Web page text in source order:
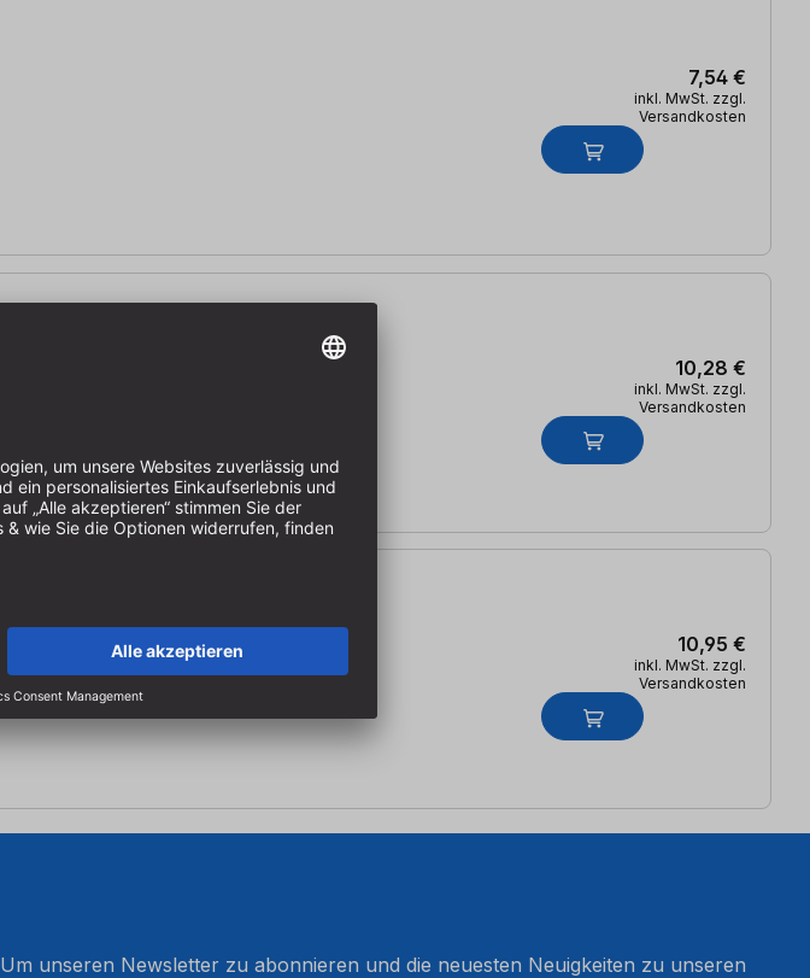
7,54 €
inkl. MwSt. zzgl.
Versandkosten
10,28 €
inkl. MwSt. zzgl.
Versandkosten
10,95 €
inkl. MwSt. zzgl.
Versandkosten
Um unseren Newsletter zu abonnieren und die neuesten Neuigkeiten zu unseren